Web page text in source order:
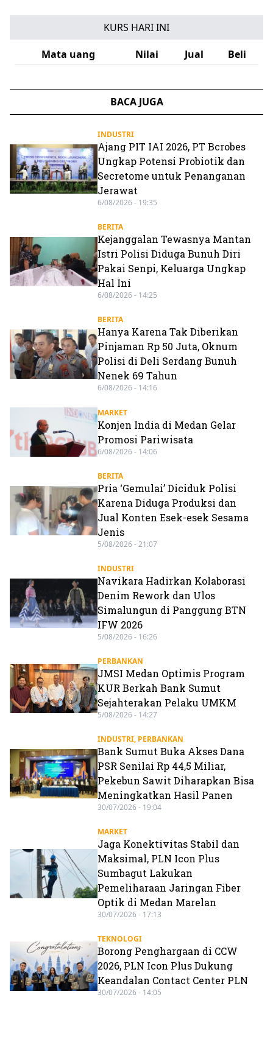
KURS HARI INI
Mata uang
Nilai Jual Beli
BACA JUGA
INDUSTRI
Ajang PIT IAI 2026, PT Bcrobes
Ungkap Potensi Probiotik dan
Secretome untuk Penanganan
Jerawat
6/08/2026 - 19:35
BERITA
Kejanggalan Tewasnya Mantan
Istri Polisi Diduga Bunuh Diri
Pakai Senpi, Keluarga Ungkap
Hal Ini
6/08/2026 - 14:25
BERITA
Hanya Karena Tak Diberikan
Pinjaman Rp 50 Juta, Oknum
Polisi di Deli Serdang Bunuh
Nenek 69 Tahun
6/08/2026 - 14:16
MARKET
Konjen India di Medan Gelar
Promosi Pariwisata
6/08/2026 - 14:06
BERITA
Pria ‘Gemulai’ Diciduk Polisi
Karena Diduga Produksi dan
Jual Konten Esek-esek Sesama
Jenis
5/08/2026 - 21:07
INDUSTRI
Navikara Hadirkan Kolaborasi
Denim Rework dan Ulos
Simalungun di Panggung BTN
IFW 2026
5/08/2026 - 16:26
PERBANKAN
JMSI Medan Optimis Program
KUR Berkah Bank Sumut
Sejahterakan Pelaku UMKM
5/08/2026 - 14:27
INDUSTRI, PERBANKAN
Bank Sumut Buka Akses Dana
PSR Senilai Rp 44,5 Miliar,
Pekebun Sawit Diharapkan Bisa
Meningkatkan Hasil Panen
30/07/2026 - 19:04
MARKET
Jaga Konektivitas Stabil dan
Maksimal, PLN Icon Plus
Sumbagut Lakukan
Pemeliharaan Jaringan Fiber
Optik di Medan Marelan
30/07/2026 - 17:13
TEKNOLOGI
Borong Penghargaan di CCW
2026, PLN Icon Plus Dukung
Keandalan Contact Center PLN
30/07/2026 - 14:05